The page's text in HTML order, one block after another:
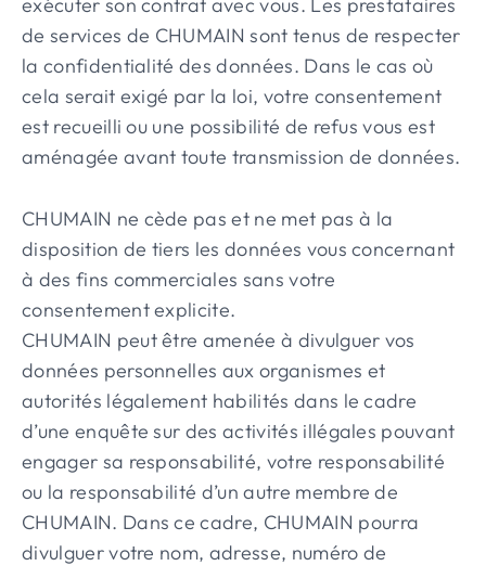
de services de CHUMAIN sont tenus de respecter
la confidentialité des données. Dans le cas où
cela serait exigé par la loi, votre consentement
est recueilli ou une possibilité de refus vous est
aménagée avant toute transmission de données.
CHUMAIN ne cède pas et ne met pas à la
disposition de tiers les données vous concernant
à des fins commerciales sans votre
consentement explicite.
CHUMAIN peut être amenée à divulguer vos
données personnelles aux organismes et
autorités légalement habilités dans le cadre
d’une enquête sur des activités illégales pouvant
engager sa responsabilité, votre responsabilité
ou la responsabilité d’un autre membre de
CHUMAIN. Dans ce cadre, CHUMAIN pourra
divulguer votre nom, adresse, numéro de